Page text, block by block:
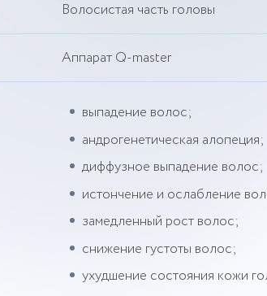
Волосистая часть головы
Аппарат Q-master
выпадение волос;
андрогенетическая алопеция;
диффузное выпадение волос;
истончение и ослабление
замедленный рост волос;
снижение густоты волос;
ухудшение состояния кожи